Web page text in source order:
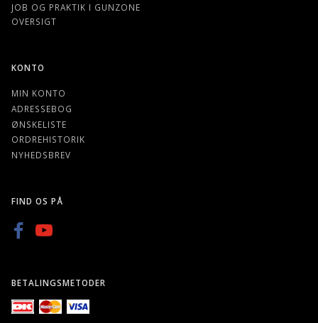
JOB OG PRAKTIK I GUNZONE
OVERSIGT
KONTO
MIN KONTO
ADRESSEBOG
ØNSKELISTE
ORDREHISTORIK
NYHEDSBREV
FIND OS PÅ
BETALINGSMETODER